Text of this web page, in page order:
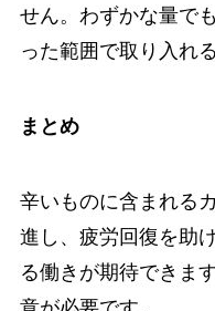
せん。わずかな量で
った範囲で取り入れ
まとめ
辛いものに含まれる
進し、疲労回復を助
る働きが期待できま